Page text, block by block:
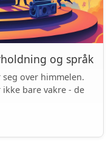
og språk
over himmelen.
bare vakre - de